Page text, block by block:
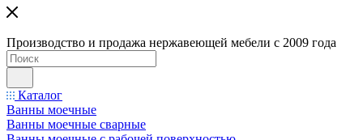
Производство и продажа нержавеющей мебели с 2009 года
Каталог
Ванны моечные
Ванны моечные сварные